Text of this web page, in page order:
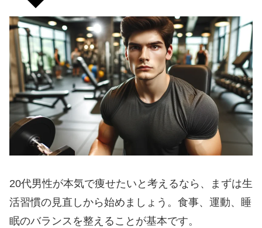
20代男性が本気で痩せたいと考えるなら、まずは生
活習慣の見直しから始めましょう。食事、運動、睡
眠のバランスを整えることが基本です。